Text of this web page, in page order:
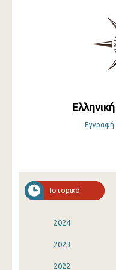
Εγγραφή
Ιστορικό
2024
2023
2022